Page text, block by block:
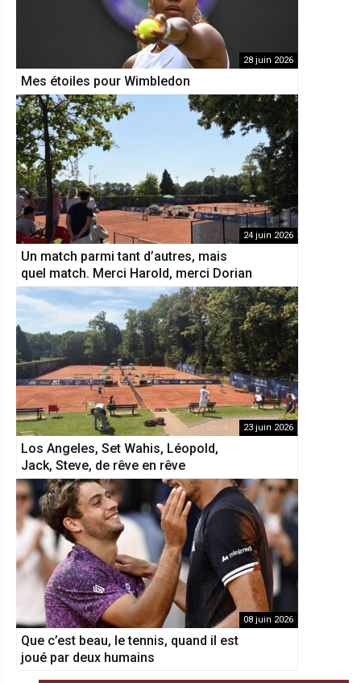
28 juin 2026
Mes étoiles pour Wimbledon
24 juin 2026
Un match parmi tant d’autres, mais
quel match. Merci Harold, merci Dorian
23 juin 2026
Los Angeles, Set Wahis, Léopold,
Jack, Steve, de rêve en rêve
08 juin 2026
Que c’est beau, le tennis, quand il est
joué par deux humains